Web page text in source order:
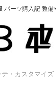
パーツ購入記 整備
テ・カスタマイズ